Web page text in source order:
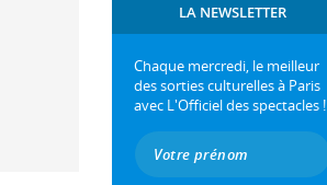
LA NEWSLETTER
Chaque mercredi, le meilleur
des sorties culturelles à Paris
avec L'Officiel des spectacles !